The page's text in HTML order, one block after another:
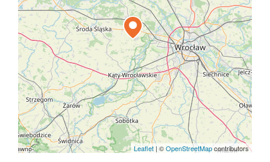
Leaflet | ©OpenStreetMapcontributors